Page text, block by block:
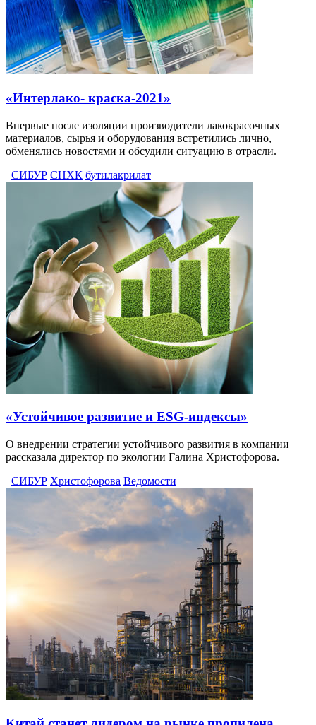
«Интерлако- краска-2021»
Впервые после изоляции производители лакокрасочных
материалов, сырья и оборудования встретились лично,
обменялись новостями и обсудили ситуацию в отрасли.
СИБУР СНХК бутилакрилат
«Устойчивое развитие и ESG-индексы»
О внедрении стратегии устойчивого развития в компании
рассказала директор по экологии Галина Христофорова.
СИБУР Христофорова Ведомости